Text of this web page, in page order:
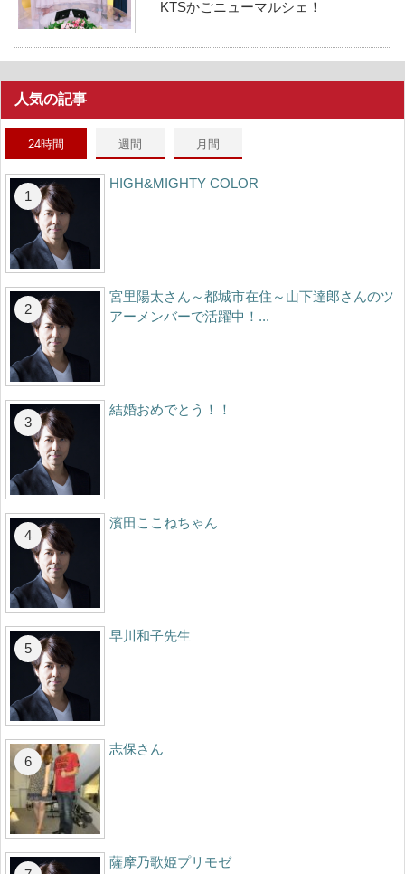
KTSかごニューマルシェ！
人気の記事
24時間 週間 月間
HIGH&MIGHTY COLOR
宮里陽太さん～都城市在住～山下達郎さんのツ
アーメンバーで活躍中！...
結婚おめでとう！！
濱田ここねちゃん
早川和子先生
志保さん
薩摩乃歌姫プリモゼ